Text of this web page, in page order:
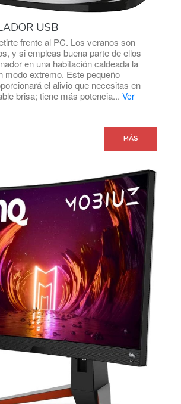
USB
frente al PC. Los veranos son
y si empleas buena parte de ellos
en una habitación caldeada la
modo extremo. Este pequeño
el alivio que necesitas en
brisa; tiene más potencia... Ver
MÁS